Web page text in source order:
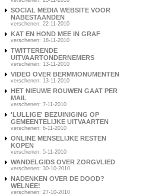
SOCIAL MEDIA WEBSITE VOOR
NABESTAANDEN
verschenen: 22-11-2010
KAT EN HOND MEE IN GRAF
verschenen: 18-11-2010
TWITTERENDE
UITVAARTONDERNEMERS
verschenen: 13-11-2010
VIDEO OVER BERMMONUMENTEN
verschenen: 13-11-2010
HET NIEUWE ROUWEN GAAT PER
MAIL
verschenen: 7-11-2010
'LULLIGE' BEZUINIGING OP
GEMEENTELIJKE UITVAARTEN
verschenen: 6-11-2010
ONLINE MENSELIJKE RESTEN
KOPEN
verschenen: 5-11-2010
WANDELGIDS OVER ZORGVLIED
verschenen: 30-10-2010
NADENKEN OVER DE DOOD?
WELNEE!
verschenen: 27-10-2010